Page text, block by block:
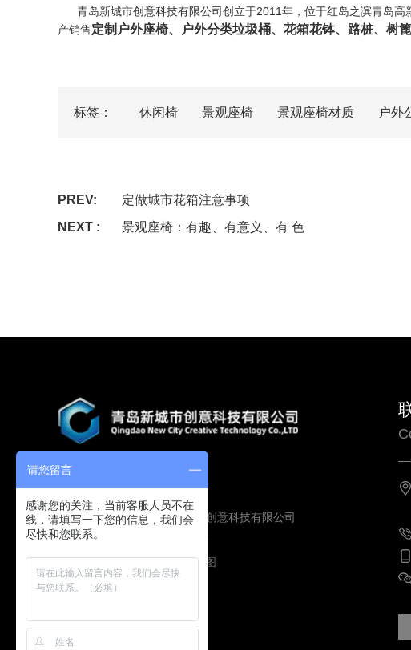
青岛新城市创意科技有限公司创立于2011年，位于红岛之滨青岛
产销售定制户外座椅、户外分类垃圾桶、花箱花钵、路桩、树
标签： 休闲椅 景观座椅 景观座椅材质 户外
PREV:
定做城市花箱注意事项
NEXT :
景观座椅：有趣、有意义、有 色
Copyright © 2019 青岛新城市创意科技有限公司
版权所有
鲁ICP备16009134号
技术支持：圭谷设计 网站地图
请您留言
感谢您的关注，当前客服人员不在
线，请填写一下您的信息，我们会
尽快和您联系。